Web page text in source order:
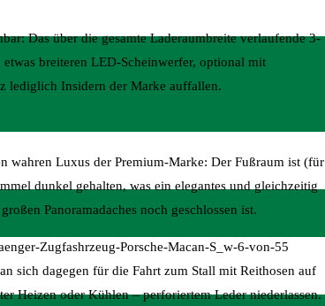
Das über die gesamte Laderaumbreite verlaufende 3-
breiteren LED-Scheinwerfer, optional mit
lediglich Insidern der Marke auffallen.
wahren Luxus der Premium-Marke: Der Fußraum ist (für
dunkel gehalten, was ein elegantes und gleichzeitig
Panoramadaches noch geschlossen ist.
sich dagegen für die Fahrt zum Stall mit Reithosen auf
Heizen oder Kühlen – perforiertem Leder niederlassen.